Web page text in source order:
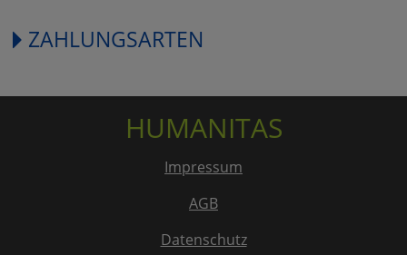
ZAHLUNGSARTEN
HUMANITAS
Impressum
AGB
Datenschutz